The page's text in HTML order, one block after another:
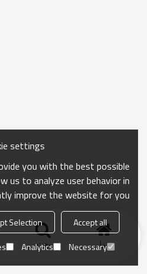
منزل بحث
settings
you with the best possible
us to analyze user behavior in
improve the website for you.
Accept all
Selection
Necessary
Analytics